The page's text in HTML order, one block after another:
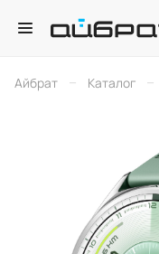
Айбрат – Каталог –